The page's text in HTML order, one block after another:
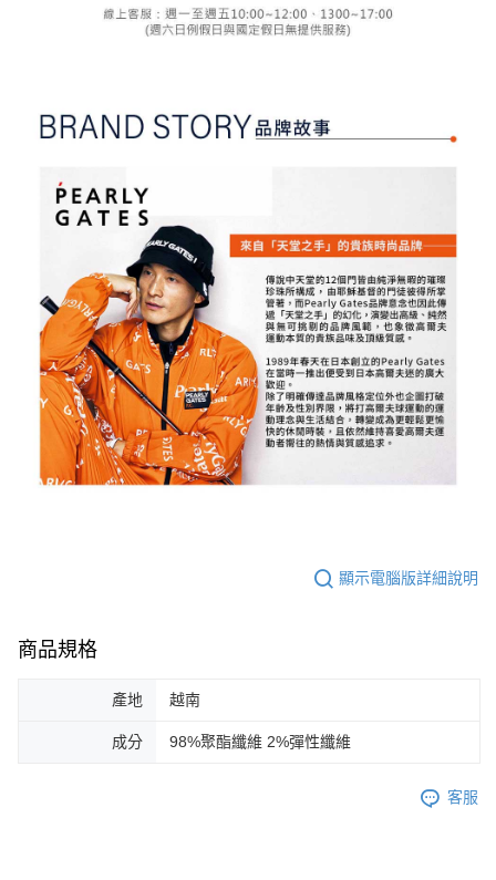
顯示電腦版詳細說明
商品規格
產地 越南
成分 98%聚酯纖維 2%彈性纖維
客服